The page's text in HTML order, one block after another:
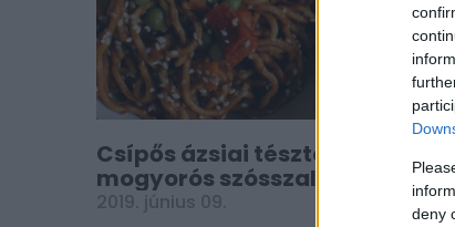
deny
Csípős ázsiai tésztasaláta
mogyorós szósszal és friss
zöldségekkel
2019. június 09.